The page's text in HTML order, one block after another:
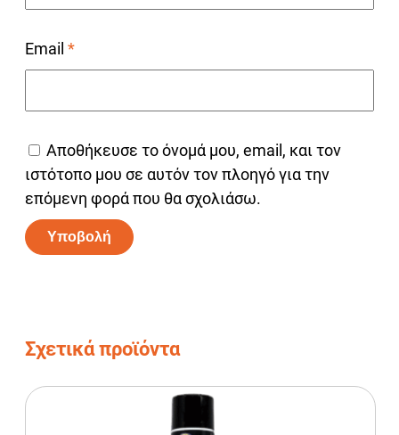
Email *
Αποθήκευσε το όνομά μου, email, και τον
ιστότοπο μου σε αυτόν τον πλοηγό για την
επόμενη φορά που θα σχολιάσω.
Σχετικά προϊόντα